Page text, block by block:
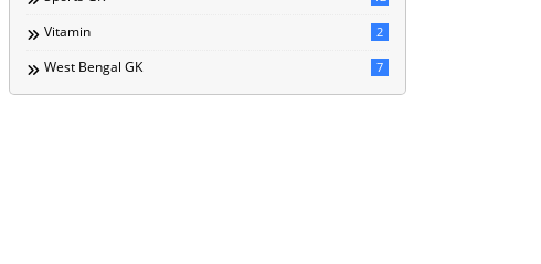
Vitamin 2
West Bengal GK 7